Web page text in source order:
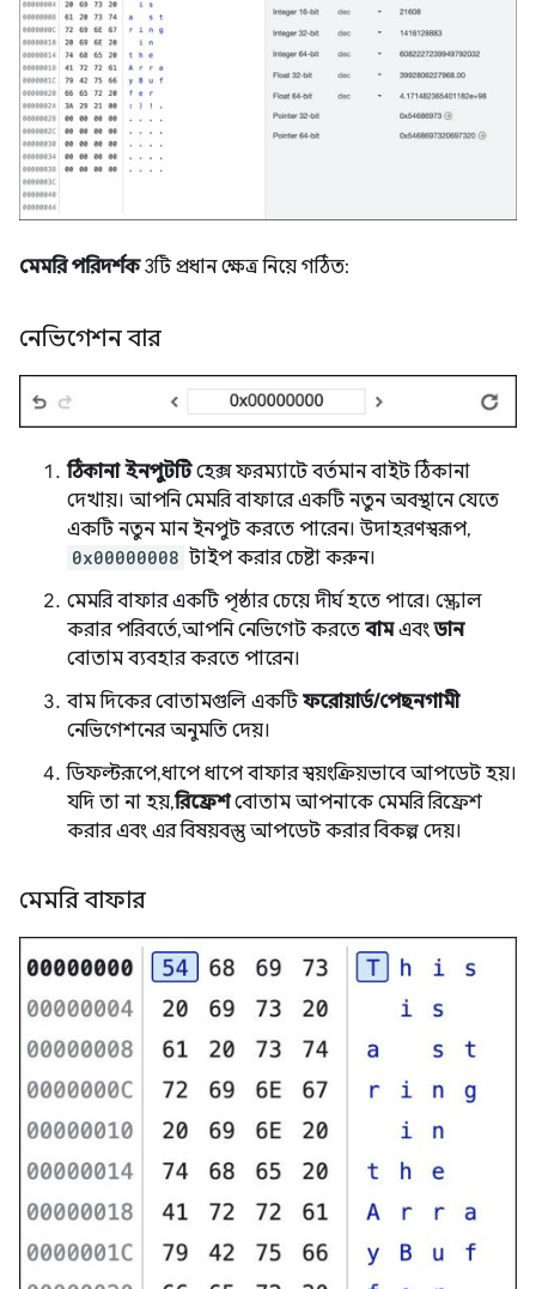
মেমরি পরিদর্শক3টি প্রধান ক্ষেত্র নিয়ে গঠিত:
নেভিগেশন বার
ঠিকানা ইনপুটটিহেক্স ফরম্যাটে বর্তমান বাইট ঠিকানা
দেখায়। আপনি মেমরি বাফারে একটি নতুন অবস্থানে যেতে
একটি নতুন মান ইনপুট করতে পারেন। উদাহরণস্বরূপ,
0x00000008 টাইপ করার চেষ্টা করুন।
মেমরি বাফার একটি পৃষ্ঠার চেয়ে দীর্ঘ হতে পারে। স্ক্রোল
করার পরিবর্তে, আপনি নেভিগেট করতে বামএবংডান
বোতাম ব্যবহার করতে পারেন।
বাম দিকের বোতামগুলি একটিফরোয়ার্ড/পেছনগামী
নেভিগেশনের অনুমতি দেয়।
ডিফল্টরূপে, ধাপে ধাপে বাফার স্বয়ংক্রিয়ভাবে আপডেট হয়।
যদি তা না হয়,রিফ্রেশবোতাম আপনাকে মেমরি রিফ্রেশ
করার এবং এর বিষয়বস্তু আপডেট করার বিকল্প দেয়।
মেমরি বাফার